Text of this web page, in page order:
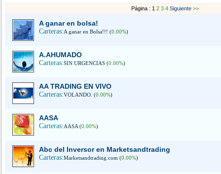
Página : 1234Siguiente>>
A ganar en bolsa!
Carteras:A ganar en Bolsa!!! (0.00%)
A.AHUMADO
Carteras:SIN URGENCIAS (0.00%)
AA TRADING EN VIVO
Carteras:VOLANDO. (0.00%)
AASA
Carteras:AASA (0.00%)
Abc del Inversor en Marketsandtrading
Carteras:Marketsandtrading.com (0.00%)